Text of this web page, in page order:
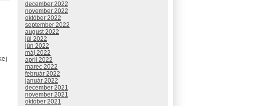
december 2022
november 2022
október 2022
september 2022
august 2022
júl 2022
jún 2022
máj 2022
apríl 2022
marec 2022
február 2022
január 2022
december 2021
november 2021
október 2021